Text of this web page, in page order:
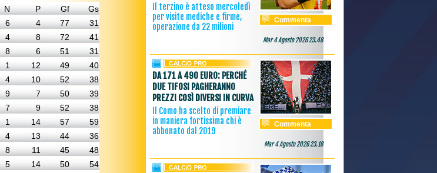
N P Gf
Gs
6 4 77
31
4 8 72
41
8 6 51
31
1 12 49
40
4 10 52
38
9 7 50
39
7 9 52
38
1 14 57
59
4 13 44
36
8 11 45
48
5 14 50
54
Il terzino è atteso mercoledì
per visite mediche e firme,
operazione da 22 milioni
Commenta
Mar 4 Agosto 2026 23.48
DA 171 A 490 EURO: PERCHÉ
DUE TIFOSI PAGHERANNO
PREZZI COSÌ DIVERSI IN CURVA
Il Como ha scelto di premiare
in maniera fortissima chi è
abbonato dal 2019
Commenta
Mar 4 Agosto 2026 23.18